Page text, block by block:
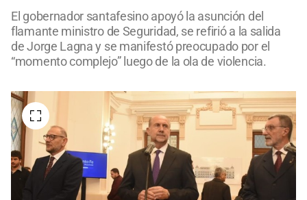
El gobernador santafesino apoyó la asunción del
flamante ministro de Seguridad, se refirió a la salida
de Jorge Lagna y se manifestó preocupado por el
“momento complejo” luego de la ola de violencia.